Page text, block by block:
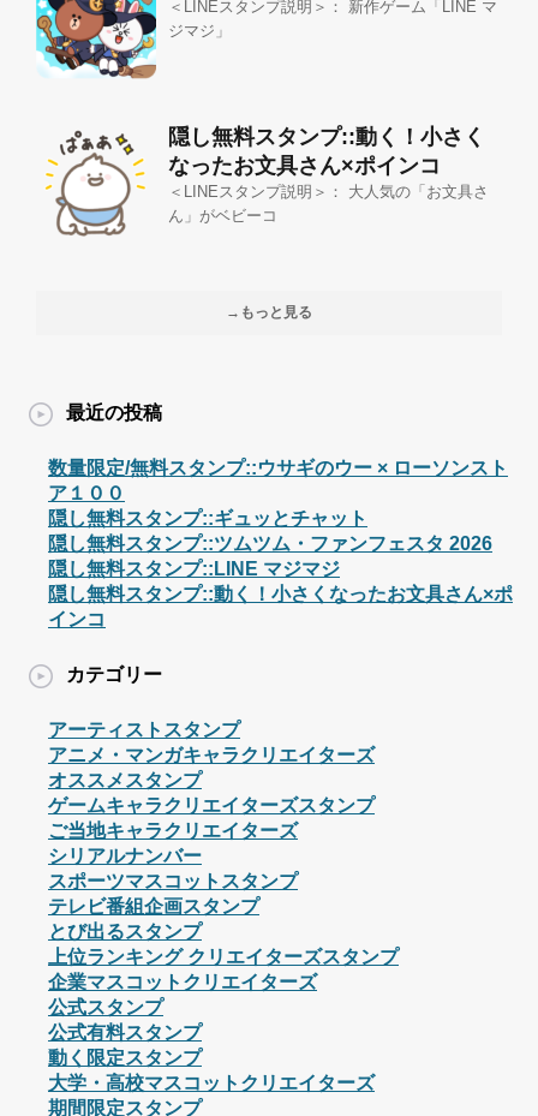
＜LINEスタンプ説明＞： 新作ゲーム「LINE マ
ジマジ」
隠し無料スタンプ::動く！小さく
なったお文具さん×ポインコ
＜LINEスタンプ説明＞： 大人気の「お文具さ
ん」がベビーコ
→もっと見る
最近の投稿
数量限定/無料スタンプ::ウサギのウー × ローソンスト
ア１００
隠し無料スタンプ::ギュッとチャット
隠し無料スタンプ::ツムツム・ファンフェスタ 2026
隠し無料スタンプ::LINE マジマジ
隠し無料スタンプ::動く！小さくなったお文具さん×ポ
インコ
カテゴリー
アーティストスタンプ
アニメ・マンガキャラクリエイターズ
オススメスタンプ
ゲームキャラクリエイターズスタンプ
ご当地キャラクリエイターズ
シリアルナンバー
スポーツマスコットスタンプ
テレビ番組企画スタンプ
とび出るスタンプ
上位ランキング クリエイターズスタンプ
企業マスコットクリエイターズ
公式スタンプ
公式有料スタンプ
動く限定スタンプ
大学・高校マスコットクリエイターズ
期間限定スタンプ